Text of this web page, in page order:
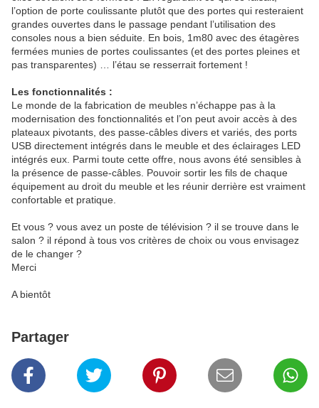
l’option de porte coulissante plutôt que des portes qui resteraient
grandes ouvertes dans le passage pendant l’utilisation des
consoles nous a bien séduite. En bois, 1m80 avec des étagères
fermées munies de portes coulissantes (et des portes pleines et
pas transparentes) … l’étau se resserrait fortement !
Les fonctionnalités :
Le monde de la fabrication de meubles n’échappe pas à la
modernisation des fonctionnalités et l’on peut avoir accès à des
plateaux pivotants, des passe-câbles divers et variés, des ports
USB directement intégrés dans le meuble et des éclairages LED
intégrés eux. Parmi toute cette offre, nous avons été sensibles à
la présence de passe-câbles. Pouvoir sortir les fils de chaque
équipement au droit du meuble et les réunir derrière est vraiment
confortable et pratique.
Et vous ? vous avez un poste de télévision ? il se trouve dans le
salon ? il répond à tous vos critères de choix ou vous envisagez
de le changer ?
Merci
A bientôt
Partager